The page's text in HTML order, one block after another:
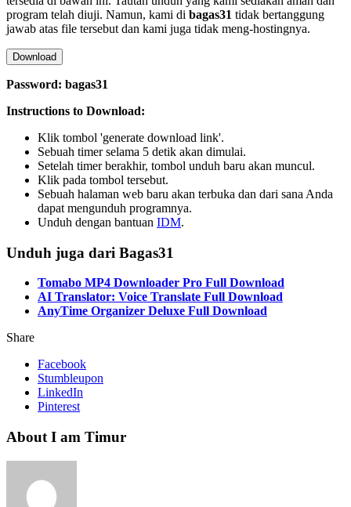
program telah diuji. Namun, kami di bagas31 tidak bertanggung
jawab atas file tersebut dan kami juga tidak meng-hostingnya.
Download
Password: bagas31
Instructions to Download:
Klik tombol 'generate download link'.
Sebuah timer selama 5 detik akan dimulai.
Setelah timer berakhir, tombol unduh baru akan muncul.
Klik pada tombol tersebut.
Sebuah halaman web baru akan terbuka dan dari sana Anda
dapat mengunduh programnya.
Unduh dengan bantuan IDM.
Unduh juga dari Bagas31
Tomabo MP4 Downloader Pro Full Download
AI Translator: Voice Translate Full Download
AnyTime Organizer Deluxe Full Download
Share
Facebook
Stumbleupon
LinkedIn
Pinterest
About I am Timur